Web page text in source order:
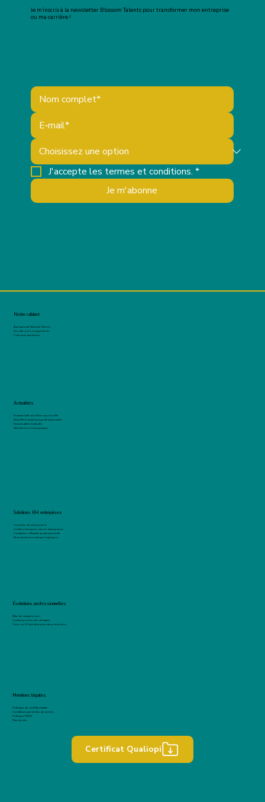
Je m’inscris à la newsletter Blossom Talents pour transformer mon entreprise
ou ma carrière !
J'accepte les termes et conditions. *
Je m'abonne
Notre cabinet
À propos de Blossom Talents
Nos valeurs et engagements
Foire aux questions
Solutions RH entreprises
Conduite du changement
Conférences pour oser le changement
Formation : efficacité professionnelle
Recrutement et marque employeur
Actualités
Podcast Café sans filtre avec ton RH
Blog RH et mutations professionnelles
Nos actualités LinkedIn
Avis clients et témoignages
Évolutions professionnelles
Bilan de compétences
Coaching recherche d'emploi
Créer un CV qui décroche des entretiens
Mentions légales
Politique de confidentialité
Conditions générales de ventes
Politique RGPD
Plan du site
Certificat Qualiopi